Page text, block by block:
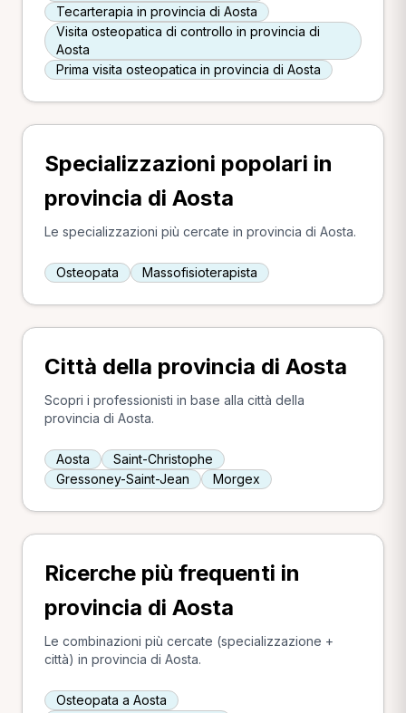
Tecarterapia in provincia di Aosta
Visita osteopatica di controllo in provincia di
Aosta
Prima visita osteopatica in provincia di Aosta
Specializzazioni popolari in
provincia di Aosta
Le specializzazioni più cercate in provincia di Aosta.
Osteopata Massofisioterapista
Città della provincia di Aosta
Scopri i professionisti in base alla città della
provincia di Aosta.
Aosta
Saint-Christophe
Gressoney-Saint-Jean
Morgex
Ricerche più frequenti in
provincia di Aosta
Le combinazioni più cercate (specializzazione +
città) in provincia di Aosta.
Osteopata a Aosta